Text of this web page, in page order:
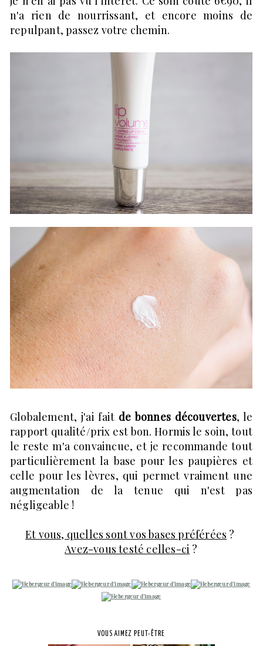
n'a rien de nourrissant, et encore moins de
repulpant, passez votre chemin.
Globalement, j'ai fait de bonnes découvertes, le
rapport qualité/prix est bon. Hormis le soin, tout
le reste m'a convaincue, et je recommande tout
particulièrement la base pour les paupières et
celle pour les lèvres, qui permet vraiment une
augmentation de la tenue qui n'est pas
négligeable !
Et vous, quelles sont vos bases préférées ?
Avez-vous testé celles-ci ?
VOUS AIMEZ PEUT-ÊTRE